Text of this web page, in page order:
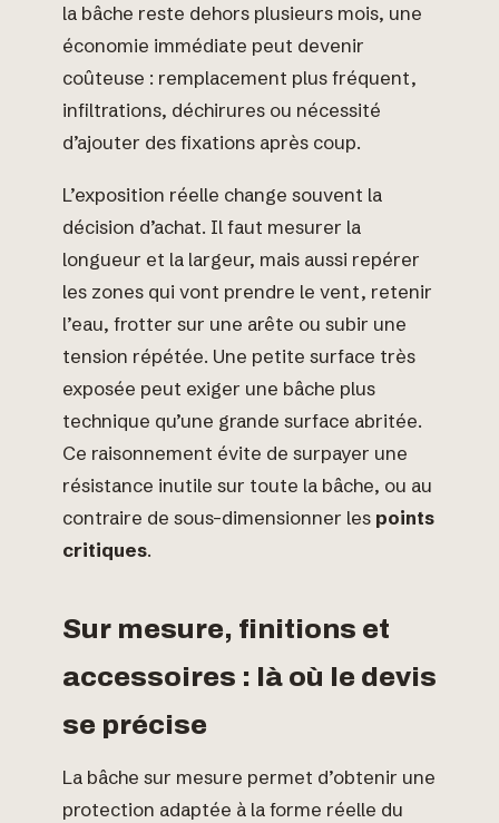
la bâche reste dehors plusieurs mois, une
économie immédiate peut devenir
coûteuse : remplacement plus fréquent,
infiltrations, déchirures ou nécessité
d’ajouter des fixations après coup.
L’exposition réelle change souvent la
décision d’achat. Il faut mesurer la
longueur et la largeur, mais aussi repérer
les zones qui vont prendre le vent, retenir
l’eau, frotter sur une arête ou subir une
tension répétée. Une petite surface très
exposée peut exiger une bâche plus
technique qu’une grande surface abritée.
Ce raisonnement évite de surpayer une
résistance inutile sur toute la bâche, ou au
contraire de sous-dimensionner les points
critiques.
Sur mesure, finitions et
accessoires : là où le devis
se précise
La bâche sur mesure permet d’obtenir une
protection adaptée à la forme réelle du